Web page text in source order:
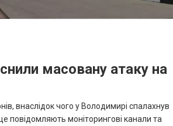
масовану атаку на
внаслідок чого у Володимирі спалахнув
повідомляють моніторингові канали та